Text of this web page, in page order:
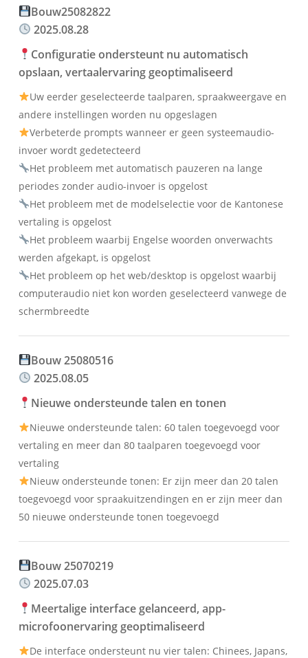
Bouw25082822
2025.08.28
Configuratie ondersteunt nu automatisch
opslaan, vertaalervaring geoptimaliseerd
Uw eerder geselecteerde taalparen, spraakweergave en
andere instellingen worden nu opgeslagen
Verbeterde prompts wanneer er geen systeemaudio-
invoer wordt gedetecteerd
Het probleem met automatisch pauzeren na lange
periodes zonder audio-invoer is opgelost
Het probleem met de modelselectie voor de Kantonese
vertaling is opgelost
Het probleem waarbij Engelse woorden onverwachts
werden afgekapt, is opgelost
Het probleem op het web/desktop is opgelost waarbij
computeraudio niet kon worden geselecteerd vanwege de
schermbreedte
Bouw 25080516
2025.08.05
Nieuwe ondersteunde talen en tonen
Nieuwe ondersteunde talen: 60 talen toegevoegd voor
vertaling en meer dan 80 taalparen toegevoegd voor
vertaling
Nieuw ondersteunde tonen: Er zijn meer dan 20 talen
toegevoegd voor spraakuitzendingen en er zijn meer dan
50 nieuwe ondersteunde tonen toegevoegd
Bouw 25070219
2025.07.03
Meertalige interface gelanceerd, app-
microfoonervaring geoptimaliseerd
De interface ondersteunt nu vier talen: Chinees, Japans,